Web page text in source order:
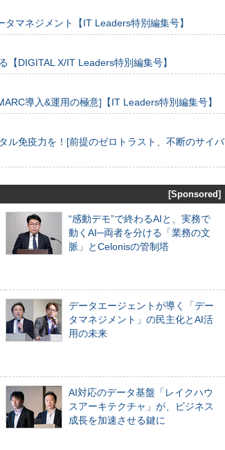
マネジメント【IT Leaders特別編集号】
DIGITAL X/IT Leaders特別編集号】
導入&運用の極意]【IT Leaders特別編集号】
免疫力を！[前提のゼロトラスト、不断のサイバ
[Sponsored]
“感動デモ”で終わるAIと、実務で
動くAI─両者を分ける「業務の文
脈」とCelonisの管制塔
データエージェントが導く「デー
タマネジメント」の民主化とAI活
用の未来
AI対応のデータ基盤「レイクハウ
スアーキテクチャ」が、ビジネス
成長を加速させる鍵に